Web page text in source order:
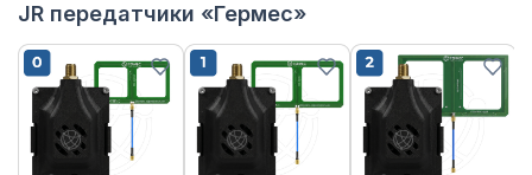
JR передатчики «Гермес»